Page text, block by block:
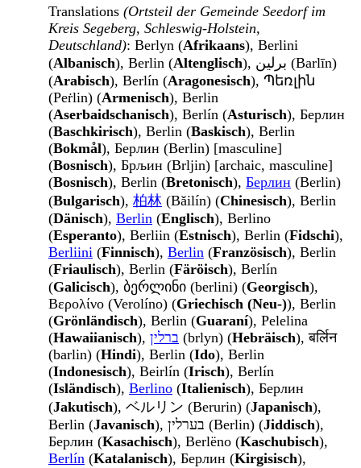
Translations (Ortsteil der Gemeinde Seedorf im
Kreis Segeberg, Schleswig-Holstein,
Deutschland): Berlyn (Afrikaans), Berlini
(Albanisch), Berlin (Altenglisch), برلين (Barlīn)
(Arabisch), Berlín (Aragonesisch), Պեռլին
(Peṙlin) (Armenisch), Berlin
(Aserbaidschanisch), Berlín (Asturisch), Берлин
(Baschkirisch), Berlin (Baskisch), Berlin
(Bokmål), Берлин (Berlin) [masculine]
(Bosnisch), Брљин (Brljin) [archaic, masculine]
(Bosnisch), Berlin (Bretonisch), Берлин (Berlin)
(Bulgarisch), 柏林 (Bǎilín) (Chinesisch), Berlin
(Dänisch), Berlin (Englisch), Berlino
(Esperanto), Berliin (Estnisch), Berlin (Fidschi),
Berliini (Finnisch), Berlin (Französisch), Berlin
(Friaulisch), Berlin (Färöisch), Berlín
(Galicisch), ბერლინი (berlini) (Georgisch),
Βερολίνο (Verolíno) (Griechisch (Neu-)), Berlin
(Grönländisch), Berlin (Guaraní), Pelelina
(Hawaiianisch), ברלין (brlyn) (Hebräisch), बर्लिन
(barlin) (Hindi), Berlin (Ido), Berlin
(Indonesisch), Beirlín (Irisch), Berlín
(Isländisch), Berlino (Italienisch), Берлин
(Jakutisch), ベルリン (Berurin) (Japanisch),
Berlin (Javanisch ), בערלין (Berlin) (Jiddisch),
Берлин (Kasachisch), Berlëno (Kaschubisch),
Berlín (Katalanisch), Берлин (Kirgisisch),